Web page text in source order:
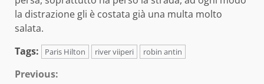
la distrazione gli è costata già una multa molto
salata.
Tags:
Paris Hilton river viiperi robin antin
Continue
Previous: